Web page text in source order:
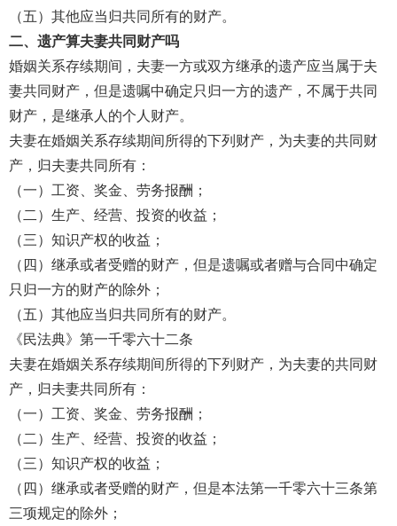
（五）其他应当归共同所有的财产。
二、遗产算夫妻共同财产吗
婚姻关系存续期间，夫妻一方或双方继承的遗产应当属于夫
妻共同财产，但是遗嘱中确定只归一方的遗产，不属于共同
财产，是继承人的个人财产。
夫妻在婚姻关系存续期间所得的下列财产，为夫妻的共同财
产，归夫妻共同所有：
（一）工资、奖金、劳务报酬；
（二）生产、经营、投资的收益；
（三）知识产权的收益；
（四）继承或者受赠的财产，但是遗嘱或者赠与合同中确定
只归一方的财产的除外；
（五）其他应当归共同所有的财产。
《民法典》第一千零六十二条
夫妻在婚姻关系存续期间所得的下列财产，为夫妻的共同财
产，归夫妻共同所有：
（一）工资、奖金、劳务报酬；
（二）生产、经营、投资的收益；
（三）知识产权的收益；
（四）继承或者受赠的财产，但是本法第一千零六十三条第
三项规定的除外；